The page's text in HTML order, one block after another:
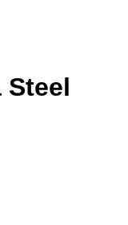
Steel